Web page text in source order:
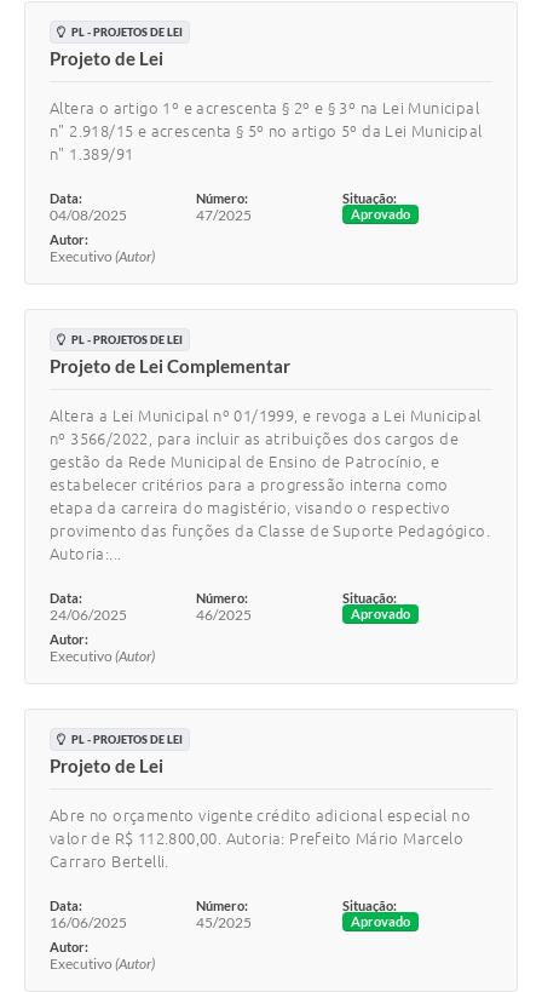
PL - PROJETOS DE LEI
Projeto de Lei
Altera o artigo 1º e acrescenta § 2º e § 3º na Lei Municipal
n" 2.918/15 e acrescenta § 5º no artigo 5º da Lei Municipal
n" 1.389/91
Data:
04/08/2025
Número:
47/2025
Situação:
Aprovado
Autor:
Executivo (Autor)
PL - PROJETOS DE LEI
Projeto de Lei Complementar
Altera a Lei Municipal nº 01/1999, e revoga a Lei Municipal
nº 3566/2022, para incluir as atribuições dos cargos de
gestão da Rede Municipal de Ensino de Patrocínio, e
estabelecer critérios para a progressão interna como
etapa da carreira do magistério, visando o respectivo
provimento das funções da Classe de Suporte Pedagógico.
Autoria:...
Data:
24/06/2025
Número:
46/2025
Situação:
Aprovado
Autor:
Executivo (Autor)
PL - PROJETOS DE LEI
Projeto de Lei
Abre no orçamento vigente crédito adicional especial no
valor de R$ 112.800,00. Autoria: Prefeito Mário Marcelo
Carraro Bertelli.
Data:
16/06/2025
Número:
45/2025
Situação:
Aprovado
Autor:
Executivo (Autor)